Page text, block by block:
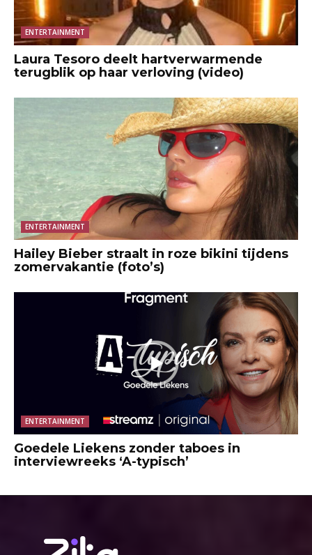
ENTERTAINMENT
Laura Tesoro deelt hartverwarmende
terugblik op haar verloving (video)
ENTERTAINMENT
Hailey Bieber straalt in roze bikini tijdens
zomervakantie (foto’s)
ENTERTAINMENT
Goedele Liekens zonder taboes in
interviewreeks ‘A-typisch’